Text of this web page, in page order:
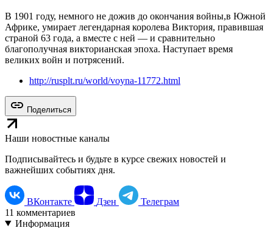
В 1901 году, немного не дожив до окончания войны,в Южной
Африке, умирает легендарная королева Виктория, правившая
страной 63 года, а вместе с ней — и сравнительно
благополучная викторианская эпоха. Наступает время
великих войн и потрясений.
http://rusplt.ru/world/voyna-11772.html
Поделиться
Наши новостные каналы
Подписывайтесь и будьте в курсе свежих новостей и
важнейших событиях дня.
ВКонтакте Дзен
Телеграм
11 комментариев
Информация